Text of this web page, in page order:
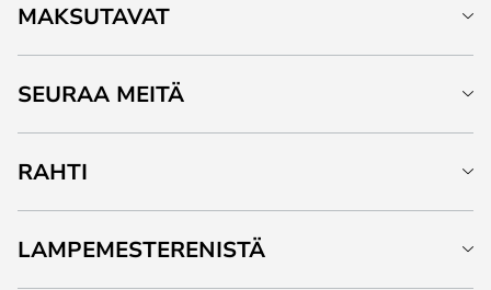
MAKSUTAVAT
SEURAA MEITÄ
RAHTI
LAMPEMESTERENISTÄ